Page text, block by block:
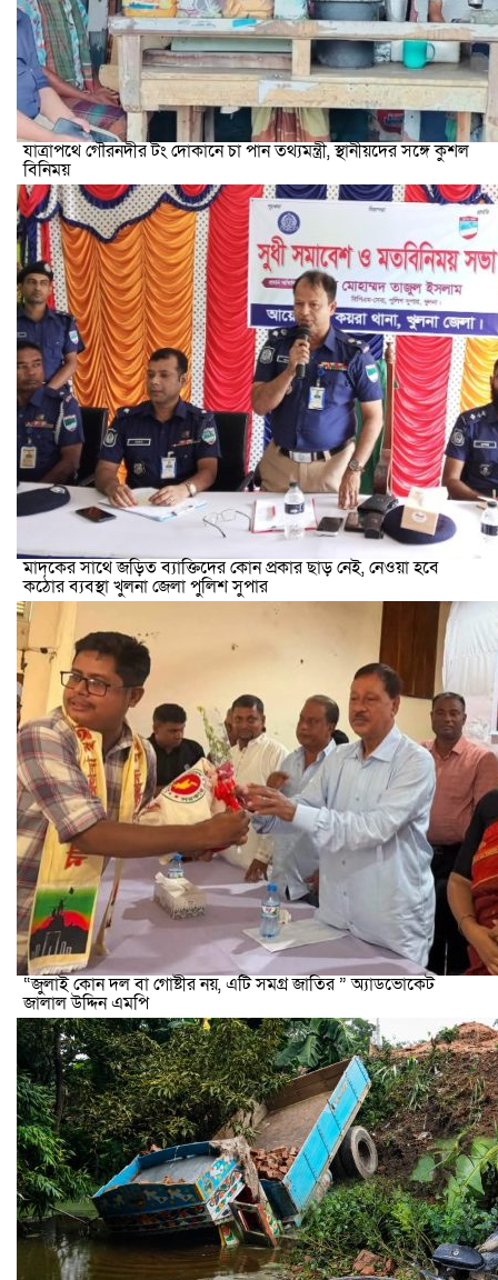
যাত্রাপথে গৌরনদীর টং দোকানে চা পান তথ্যমন্ত্রী, স্থানীয়দের সঙ্গে কুশল
বিনিময়
মাদকের সাথে জড়িত ব্যাক্তিদের কোন প্রকার ছাড় নেই, নেওয়া হবে
কঠোর ব্যবস্থা খুলনা জেলা পুলিশ সুপার
“জুলাই কোন দল বা গোষ্টীর নয়, এটি সমগ্র জাতির ” অ্যাডভোকেট
জালাল উদ্দিন এমপি